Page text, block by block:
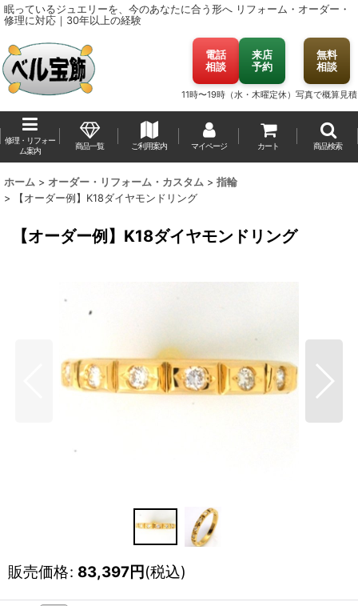
眠っているジュエリーを、今のあなたに合う形へ リフォーム・オーダー・
修理に対応｜30年以上の経験
電話
相談
来店
予約
11時〜19時（水・木曜定休）
無料
相談
写真で概算見積
修理・リフォー
ム案内
商品一覧 ご利用案内 マイページ カート 商品検索
ホーム > オーダー・リフォーム・カスタム > 指輪
>
【オーダー例】K18ダイヤモンドリング
【オーダー例】K18ダイヤモンドリング
販売価格: 83,397円 (税込)